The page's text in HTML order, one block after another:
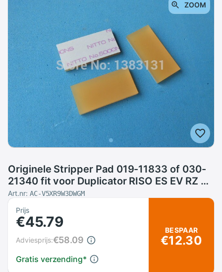
ZOOM
Originele Stripper Pad 019-11833 of 030-
21340 fit voor Duplicator RISO ES EV RZ RV
RZ RP FR GR
Art.nr: AC-V5XR9W3DWGM
Prijs
€45.79
Gratis verzending*
Adviesprijs:€58.09
BESPAAR
€12.30